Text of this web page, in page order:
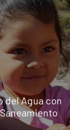
del Agua con